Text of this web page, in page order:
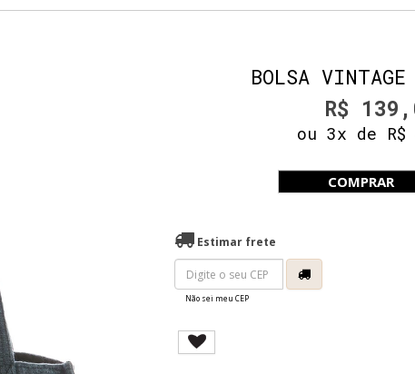
BOLSA VINTAGE
R$
ou 3x de R$
COMPRAR
Estimar frete
Não sei meu CEP